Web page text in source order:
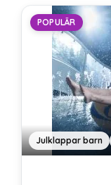
POPULÄR
Julklappar barn